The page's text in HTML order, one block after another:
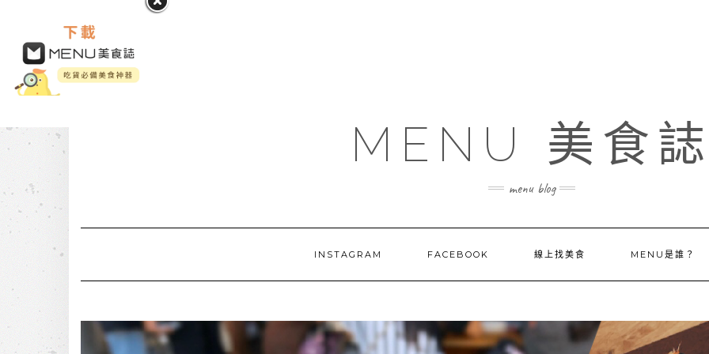
MENU 美食
menu blog
INSTAGRAM FACEBOOK 線上找美食 MENU是誰？